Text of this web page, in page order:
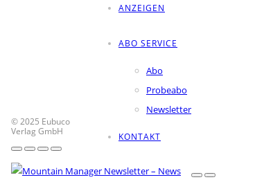
ANZEIGEN
ABO SERVICE
Abo
Probeabo
Newsletter
KONTAKT
© 2025 Eubuco
Verlag GmbH